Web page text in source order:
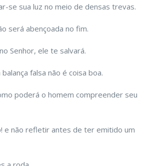
se sua luz no meio de densas trevas.
será abençoada no fim.
Senhor, ele te salvará.
falsa não é coisa boa.
poderá o homem compreender seu
e não refletir antes de ter emitido um